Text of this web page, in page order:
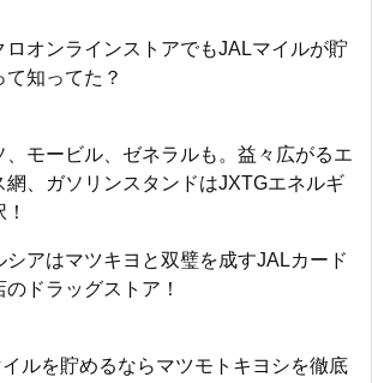
ロオンラインストアでもJALマイルが貯
て知ってた？
、モービル、ゼネラルも。益々広がるエ
網、ガソリンスタンドはJXTGエネルギ
シアはマツキヨと双璧を成すJALカード
のドラッグストア！
ルを貯めるならマツモトキヨシを徹底